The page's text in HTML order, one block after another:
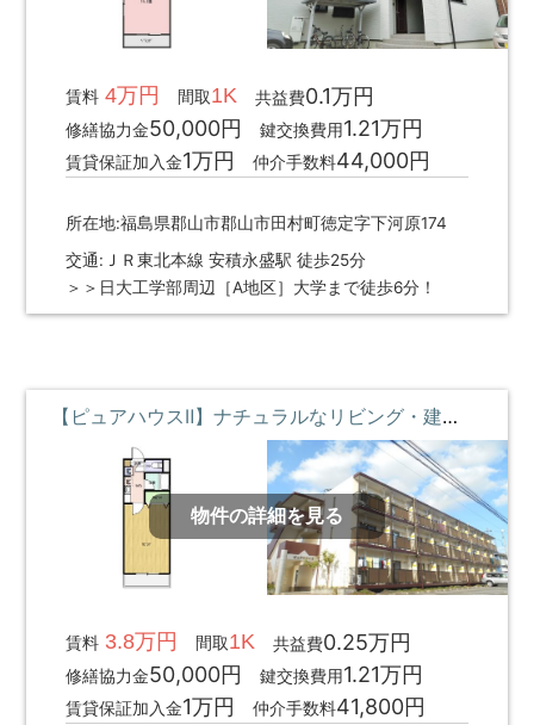
賃料4万円 間取1K 共益費0.1万円
修繕協力金50,000円 鍵交換費用1.21万円
賃貸保証加入金1万円 仲介手数料44,000円
所在地:福島県郡山市郡山市田村町徳定字下河原174
交通:ＪＲ東北本線 安積永盛駅 徒歩25分
＞＞日大工学部周辺［A地区］大学まで徒歩6分！
【ピュアハウスⅡ】ナチュラルなリビング・建築学科向け ②③階 **即入居募集中**
物件の詳細を見る
賃料3.8万円 間取1K 共益費0.25万円
修繕協力金50,000円 鍵交換費用1.21万円
賃貸保証加入金1万円 仲介手数料41,800円